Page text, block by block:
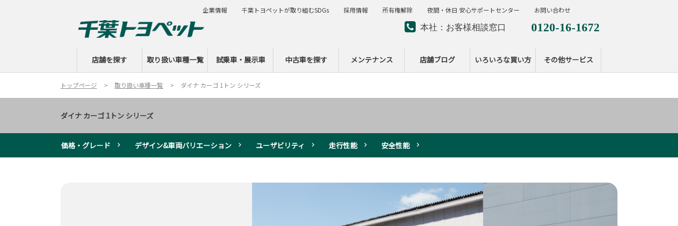
本社：お客様相談窓口 0120-16-1672
ー
店舗を探す 取り扱い車種一覧 試乗車・展示車 中古車を探す メンテナンス 店舗ブログ いろいろな買い方 その他サービス
企業情報 千葉トヨペットが取り組むSDGs 採用情報 所有権解除 夜間・休日 安心サポートセンター お問い合わせ
トップページ 取り扱い車種一覧 ダイナ カーゴ 1トン シリーズ
ダイナ カーゴ 1トン シリーズ
価格・グレード デザイン&車両バリエーション ユーザビリティ 走行性能 安全性能